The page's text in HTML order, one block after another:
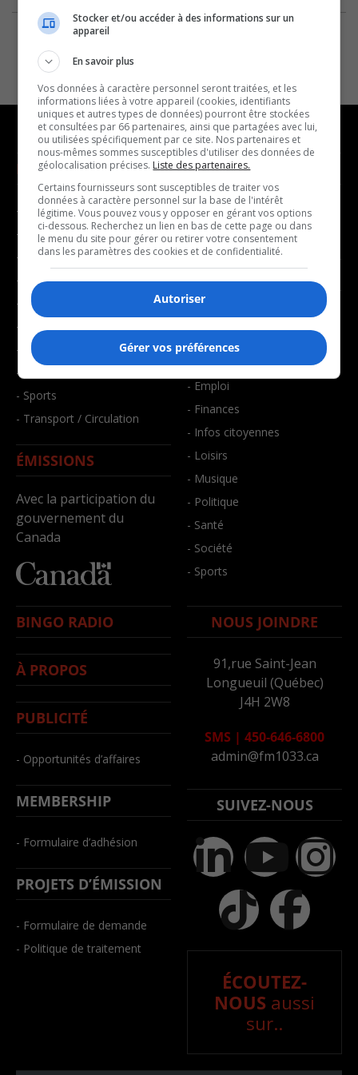
NOUVELLES
- Affaires municipales
- Communauté / Social
- Culture
- Économie
- Éducation
- Environnement
- Faits divers
- Santé et bien-être
- Sports
- Transport / Circulation
ÉMISSIONS
Avec la participation du
gouvernement du
Canada
MUSIQUE
- Décompte franco
- Joué récemment
BALADOS
- Affaires
- Art de vivre
- Bien-être
- Emploi
- Finances
- Infos citoyennes
- Loisirs
- Musique
- Politique
- Santé
- Société
- Sports
BINGO RADIO
À PROPOS
PUBLICITÉ
- Opportunités d’affaires
MEMBERSHIP
- Formulaire d’adhésion
PROJETS D’ÉMISSION
- Formulaire de demande
- Politique de traitement
NOUS JOINDRE
91,rue Saint-Jean
Longueuil (Québec)
J4H 2W8
SMS | 450-646-6800
admin@fm1033.ca
SUIVEZ-NOUS
ÉCOUTEZ-
NOUS aussi
sur..
Stocker et/ou accéder à des informations sur un
appareil
En savoir plus
Vos données à caractère personnel seront traitées, et les
informations liées à votre appareil (cookies, identifiants
uniques et autres types de données) pourront être stockées
et consultées par 66 partenaires, ainsi que partagées avec lui,
ou utilisées spécifiquement par ce site. Nos partenaires et
nous-mêmes sommes susceptibles d'utiliser des données de
géolocalisation précises. Liste des partenaires.
Certains fournisseurs sont susceptibles de traiter vos
données à caractère personnel sur la base de l'intérêt
légitime. Vous pouvez vous y opposer en gérant vos options
ci-dessous. Recherchez un lien en bas de cette page ou dans
le menu du site pour gérer ou retirer votre consentement
dans les paramètres des cookies et de confidentialité.
Autoriser
Gérer vos préférences